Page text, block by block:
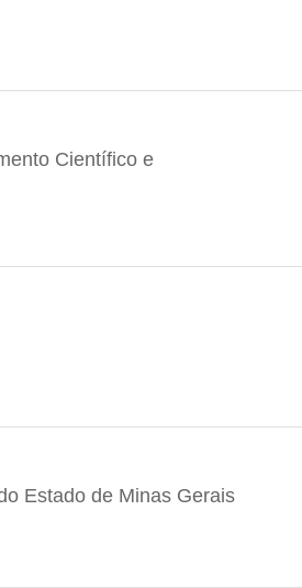
Científico e
Estado de Minas Gerais